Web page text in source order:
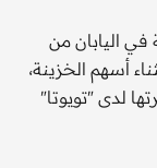
اليابان من
فقط، وباستثناء أسهم الخزينة،
لدى "تويوتا"